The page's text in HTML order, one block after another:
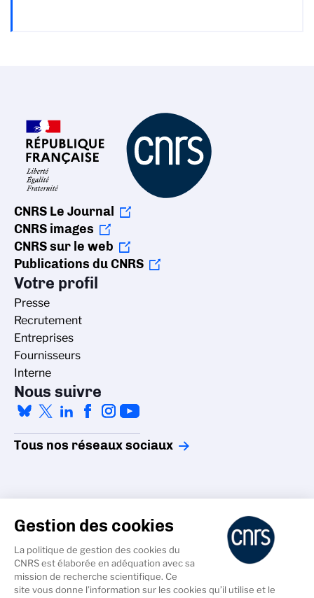
CNRS Le Journal
CNRS images
CNRS sur le web
Publications du CNRS
Votre profil
Presse
Recrutement
Entreprises
Fournisseurs
Interne
Nous suivre
Tous nos réseaux sociaux
Accessibilité - non conforme
Crédits
Gestion des cookies
Gestion des cookies
La politique de gestion des cookies du
CNRS est élaborée en adéquation avec sa
mission de recherche scientifique. Ce
site vous donne l’information sur les cookies qu’il utilise et le